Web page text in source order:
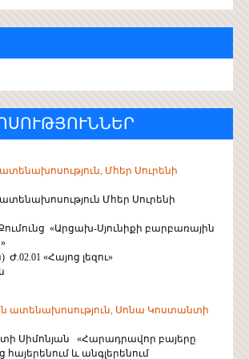
Մհեր Սուրենի
Մհեր Սուրենի
«Արցախ-Սյունիքի բարբառային
«Հայոց լեզու»
ատենախոսություն, Սոնա Կոստանտի
Սիմոնյան «Հարադրավոր բայերը
և անգլերենում